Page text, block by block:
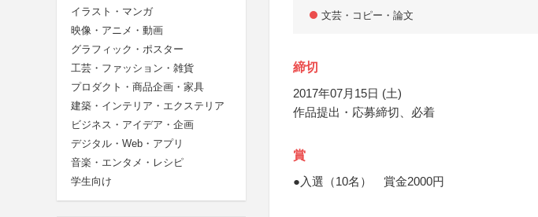
イラスト・マンガ
映像・アニメ・動画
グラフィック・ポスター
工芸・ファッション・雑貨
プロダクト・商品企画・家具
建築・インテリア・エクステリア
ビジネス・アイデア・企画
デジタル・Web・アプリ
音楽・エンタメ・レシピ
学生向け
文芸・コピー・論文
締切
2017年07月15日 (土)
作品提出・応募締切、必着
賞
●入選（10名） 賞金2000円